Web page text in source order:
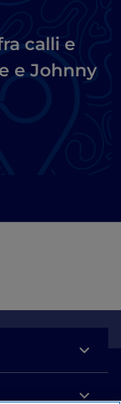
calli e
e Johnny